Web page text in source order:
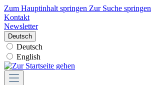
Zum Hauptinhalt springen Zur Suche springen
Kontakt
Newsletter
Deutsch
Deutsch
English